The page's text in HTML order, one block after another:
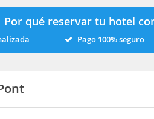
Por qué reservar tu hotel
Pago 100% seguro